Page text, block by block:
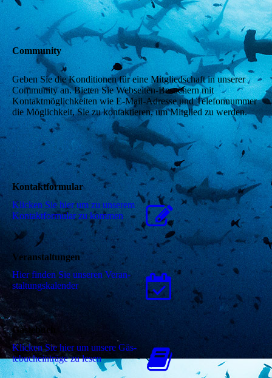
Community
Geben Sie die Konditionen für eine Mitgliedschaft in unserer
Community an. Bieten Sie Webseiten-Besuchern mit
Kontaktmöglichkeiten wie E-Mail-Adresse und Telefonnummer
die Möglichkeit, Sie zu kontaktieren, um Mitglied zu werden.
Kontaktformular
Klicken Sie hier um zu unserem
Kon­takt­for­mu­lar zu kommen
Veranstaltungen
Hier finden Sie unseren Ver­an­
stal­tungs­ka­len­der
Gästebuch
Klicken Sie hier um unsere Gäs­
te­buch­ein­trä­ge zu lesen